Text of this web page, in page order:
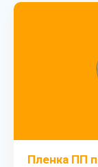
Пленка ПП